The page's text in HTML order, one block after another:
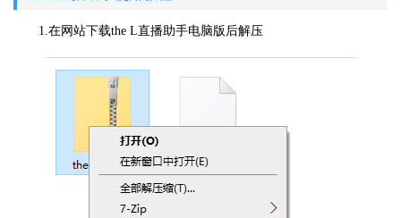
1.在网站下载the L直播助手电脑版后解压